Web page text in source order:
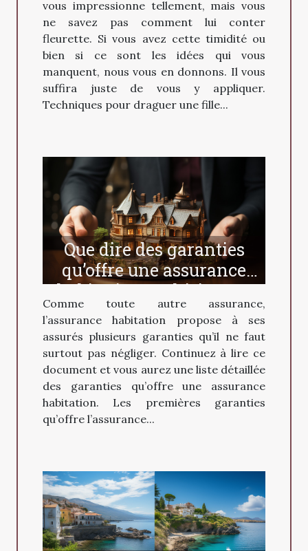
vous impressionne tellement, mais vous
ne savez pas comment lui conter
fleurette. Si vous avez cette timidité ou
bien si ce sont les idées qui vous
manquent, nous vous en donnons. Il vous
suffira juste de vous y appliquer.
Techniques pour draguer une fille...
Que dire des garanties
qu’offre une assurance
habitation multirisque ?
Comme toute autre assurance,
l’assurance habitation propose à ses
assurés plusieurs garanties qu’il ne faut
surtout pas négliger. Continuez à lire ce
document et vous aurez une liste détaillée
des garanties qu’offre une assurance
habitation. Les premières garanties
qu’offre l’assurance...